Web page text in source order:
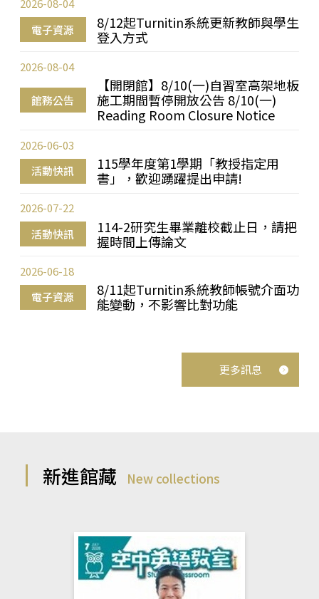
電子資源
8/12起Turnitin系統更新教師與學生
登入方式
2026-08-04
館務公告
【開閉館】8/10(一)自習室高架地板
施工期間暫停開放公告 8/10(一)
Reading Room Closure Notice
2026-08-04
活動快訊
115學年度第1學期「教授指定用
書」，歡迎踴躍提出申請!
2026-06-03
活動快訊
114-2研究生畢業離校截止日，請把
握時間上傳論文
2026-07-22
電子資源
8/11起Turnitin系統教師帳號介面功
能變動，不影響比對功能
2026-06-18
更多訊息
新進館藏 New collections